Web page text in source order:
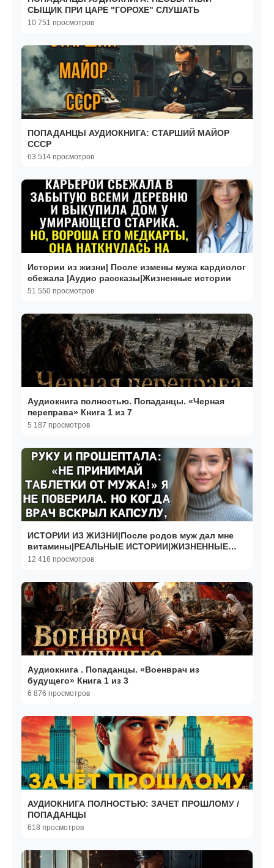
СЫЩИК ПРИ ЦАРЕ "ГОРОХЕ" СЛУШАТЬ
10 751 просмотров
ПОПАДАНЦЫ АУДИОКНИГА: СТАРШИЙ МАЙОР
СССР
63 514 просмотров
Истории из жизни| После измены мужа кардиолог
сбежала |Аудио рассказы|Жизненные истории
51 550 просмотров
Аудиокнига полностью. Попаданцы. «Черная
переправа» Книга 1 из 7
5 187 просмотров
ИСТОРИИ ИЗ ЖИЗНИ|После родов муж дал мне
витамины|РЕАЛЬНЫЕ ИСТОРИИ|ЖИЗНЕННЫЕ
ИСТОРИИ
12 416 просмотров
Аудиокнига . Попаданцы. «Военврач из
будущего» Книга 1 из 3
6 876 просмотров
АУДИОКНИГА ПОЛНОСТЬЮ: ЗАЧЕТ ПРОШЛОМУ /
ПОПАДАНЦЫ
618 просмотров